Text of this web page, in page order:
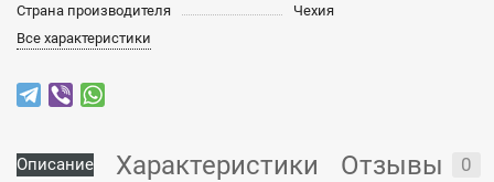
Страна производителя
Чехия
Все характеристики
Описание Характеристики Отзывы 0